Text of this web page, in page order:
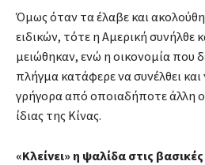
Όμως όταν τα έλαβε και
ειδικών, τότε η Αμερική συνήλθε
μειώθηκαν, ενώ η οικονομία που
πλήγμα κατάφερε να συνέλθει
γρήγορα από οποιαδήποτε άλλη
ίδιας της Κίνας.
«Κλείνει» η ψαλίδα στις